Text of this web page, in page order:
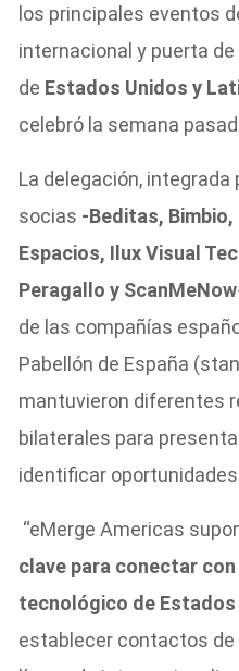
los principales eventos
internacional y puerta
de Estados Unidos y
celebró la semana
La delegación,
socias -Beditas,
Espacios, Ilux Visual
Peragallo y ScanMeNow
de las compañías
Pabellón de España
mantuvieron diferentes
bilaterales para
identificar
“eMerge Americas
clave para conectar
tecnológico de Estados
establecer contactos de